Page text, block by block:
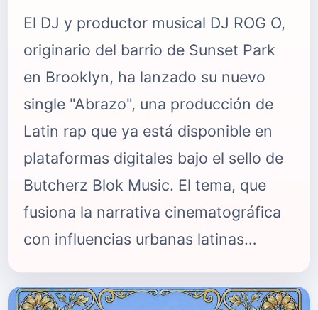
El DJ y productor musical DJ ROG O,
originario del barrio de Sunset Park
en Brooklyn, ha lanzado su nuevo
single "Abrazo", una producción de
Latin rap que ya está disponible en
plataformas digitales bajo el sello de
Butcherz Blok Music. El tema, que
fusiona la narrativa cinematográfica
con influencias urbanas latinas
profundamente emocional sobre la